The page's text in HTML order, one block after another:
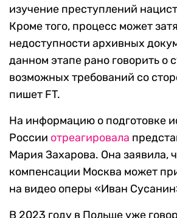
изучение преступлений
Кроме того, процесс может
недоступности архивных
данном этапе рано говорить о
возможных требований со
пишет FT.
На информацию о подготовке
России отреагировала
Мария Захарова. Она заявила,
компенсации Москва может
на видео оперы «Иван
В 2023 году в Польше уже